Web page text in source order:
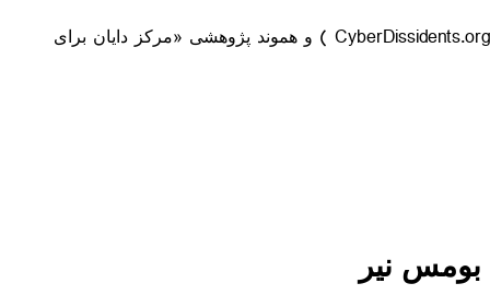
دکتر بومس از موسسان سازمان ناراضیان سایبری (CyberDissidents.org ) و هموند پژوهشی «مرکز دایان برای